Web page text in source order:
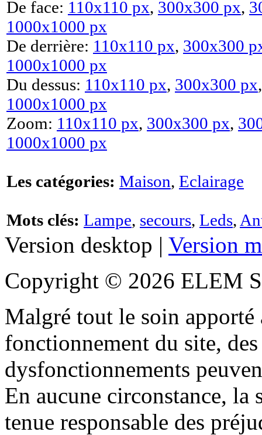
De face: 110x110 px, 300x300 px,
1000x1000 px
De derrière: 110x110 px, 300x300
1000x1000 px
Du dessus: 110x110 px, 300x300 px
1000x1000 px
Zoom: 110x110 px, 300x300 px,
1000x1000 px
Les catégories: Maison, Eclairage
Mots clés: Lampe, secours, Leds,
Version desktop | Version
Copyright © 2026 ELEM
Malgré tout le soin apporté
fonctionnement du site,
dysfonctionnements
En aucune circonstance, la
tenue responsable des